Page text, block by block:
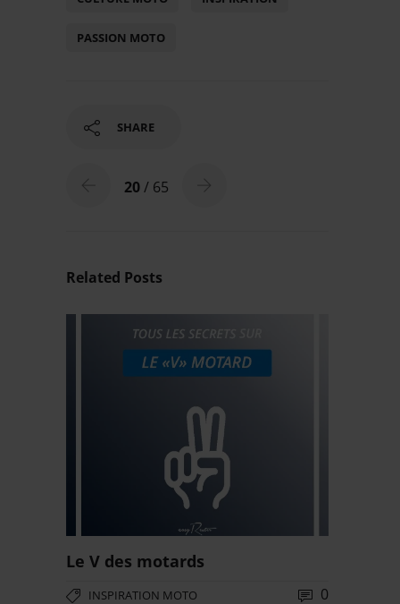
PASSION MOTO
SHARE
20/ 65
Related Posts
Le V des motards
INSPIRATION MOTO 0